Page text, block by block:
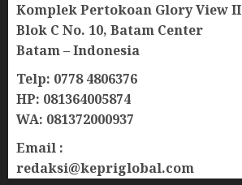
Komplek Pertokoan Glory View II
Blok C No. 10, Batam Center
Batam – Indonesia
Telp: 0778 4806376
HP: 081364005874
WA: 081372000937
Email :
redaksi@kepriglobal.com